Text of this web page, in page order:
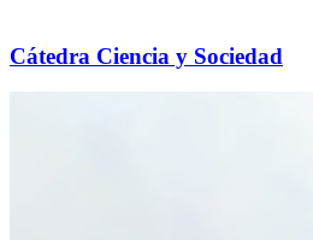
Cátedra Ciencia y Sociedad